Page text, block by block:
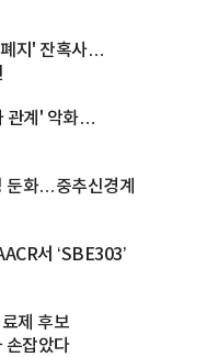
폐지' 잔혹사…
관계' 악화…
둔화…중추신경계
서 ‘SBE303’
제 후보
손잡았다